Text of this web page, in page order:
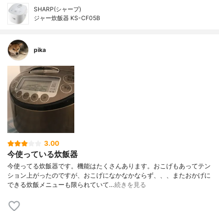
SHARP(シャープ)
ジャー炊飯器 KS-CF05B
pika
3.00
今使っている炊飯器
今使ってる炊飯器です。機能はたくさんあります。おこげもあってテン
ション上がったのですが、おこげになかなかならず、、、またおかげに
できる炊飯メニューも限られていて…続きを見る